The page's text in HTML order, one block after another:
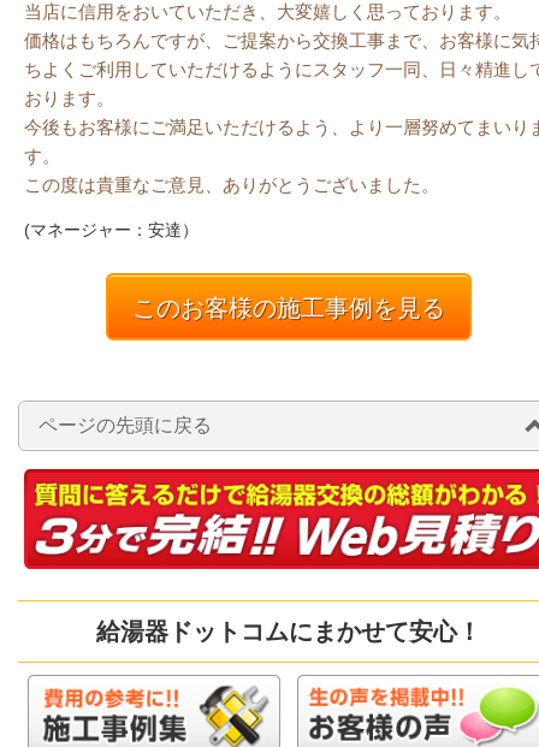
当店に信用をおいていただき、大変嬉しく思っております。
価格はもちろんですが、ご提案から交換工事まで、お客様に気
ちよくご利用していただけるようにスタッフ一同、日々精進し
おります。
今後もお客様にご満足いただけるよう、より一層努めてまいり
す。
この度は貴重なご意見、ありがとうございました。
(マネージャー：安達）
このお客様の施工事例を見る
ページの先頭に戻る
給湯器ドットコムにまかせて安心！